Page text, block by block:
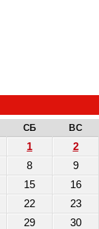
СБ ВС
1
2
8
9
15
16
22
23
29
30